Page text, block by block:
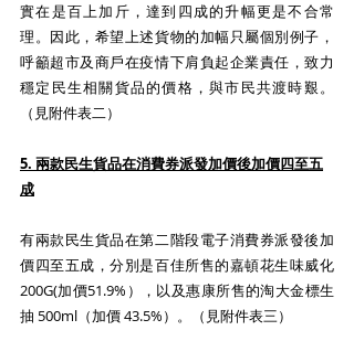
實在是百上加斤，達到四成的升幅更是不合常
理。因此，希望上述貨物的加幅只屬個別例子，
呼籲超市及商戶在疫情下肩負起企業責任，致力
穩定民生相關貨品的價格，與市民共渡時艱。
（見附件表二）
5. 兩款民生貨品在消費券派發加價後加價四至五
成
有兩款民生貨品在第二階段電子消費券派發後加
價四至五成，分別是百佳所售的嘉頓花生味威化
200G(加價51.9%），以及惠康所售的淘大金標生
抽 500ml（加價 43.5%）。（見附件表三）